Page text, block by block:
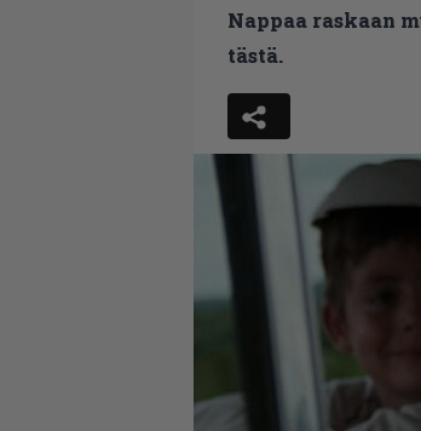
Nappaa raskaan
tästä.